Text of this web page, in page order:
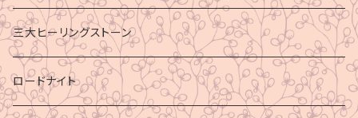
三大ヒーリングストーン
ロードナイト